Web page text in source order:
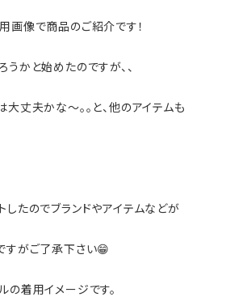
画像で商品のご紹介です！
かと始めたのですが、、
丈夫かな〜。。と、他のアイテムも
したのでブランドやアイテムなどが
すがご了承下さい😁
の着用イメージです。